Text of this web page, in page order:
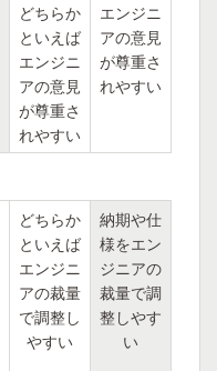
どちらか
といえば
エンジニ
アの意見
が尊重さ
れやすい
エンジニ
アの意見
が尊重さ
れやすい
どちらか
といえば
エンジニ
アの裁量
で調整し
やすい
納期や仕
様をエン
ジニアの
裁量で調
整しやす
い